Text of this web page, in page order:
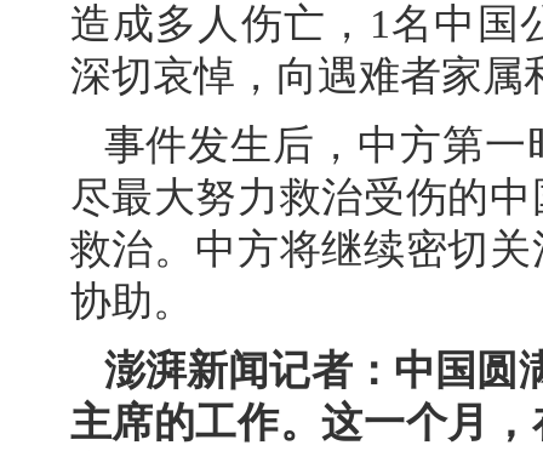
造成多人伤亡，1名中国
深切哀悼，向遇难者家属
事件发生后，中方第
尽最大努力救治受伤的
救治。中方将继续密切
协助。
澎湃新闻记者：中国圆
主席的工作。这一个月